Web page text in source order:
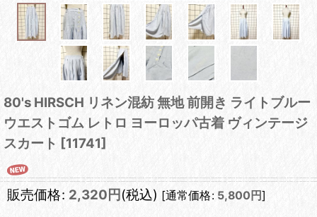
80's HIRSCH リネン混紡 無地 前開き ライトブルー
ウエストゴム レトロ ヨーロッパ古着 ヴィンテージ
スカート [11741]
販売価格: 2,320 円 (税込) [通常価格: 5,800 円]